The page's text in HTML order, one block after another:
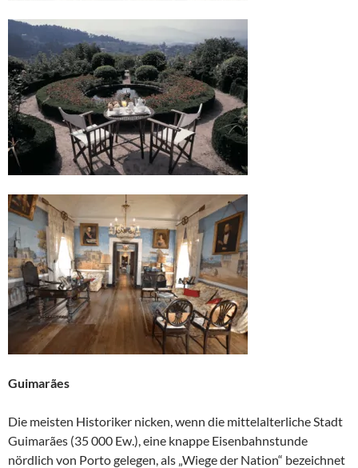
Guimarães
Die meisten Historiker nicken, wenn die mittelalterliche Stadt
Guimarães (35 000 Ew.), eine knappe Eisenbahnstunde
nördlich von Porto gelegen, als „Wiege der Nation“ bezeichnet